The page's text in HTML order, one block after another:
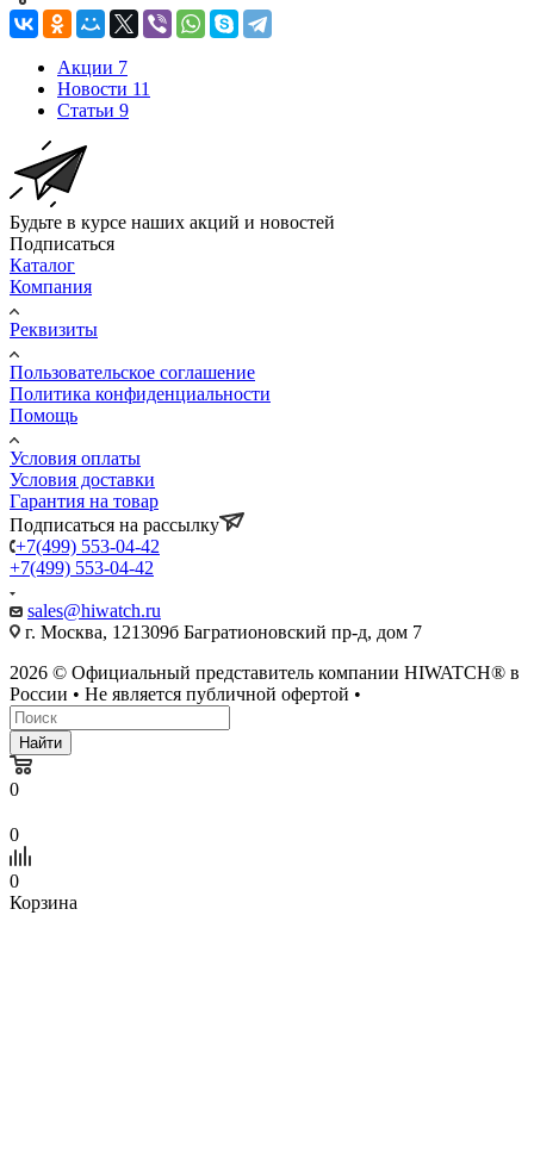
Акции 7
Новости 11
Статьи 9
Будьте в курсе наших акций и новостей
Подписаться
Каталог
Компания
Реквизиты
Пользовательское соглашение
Политика конфиденциальности
Помощь
Условия оплаты
Условия доставки
Гарантия на товар
Подписаться на рассылку
+7(499) 553-04-42
+7(499) 553-04-42
sales@hiwatch.ru
г. Москва, 121309б Багратионовский пр-д, дом 7
2026 © Официальный представитель компании HIWATCH® в
России • Не является публичной офертой •
Найти
0
0
0
Корзина